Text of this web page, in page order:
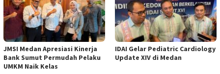
JMSI Medan Apresiasi Kinerja
Bank Sumut Permudah Pelaku
UMKM Naik Kelas
IDAI Gelar Pediatric Cardiology
Update XIV di Medan